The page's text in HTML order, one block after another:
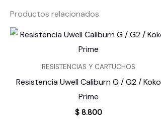
Productos relacionados
RESISTENCIAS Y CARTUCHOS
Resistencia Uwell Caliburn G / G2 / Koko
Prime
$8.800